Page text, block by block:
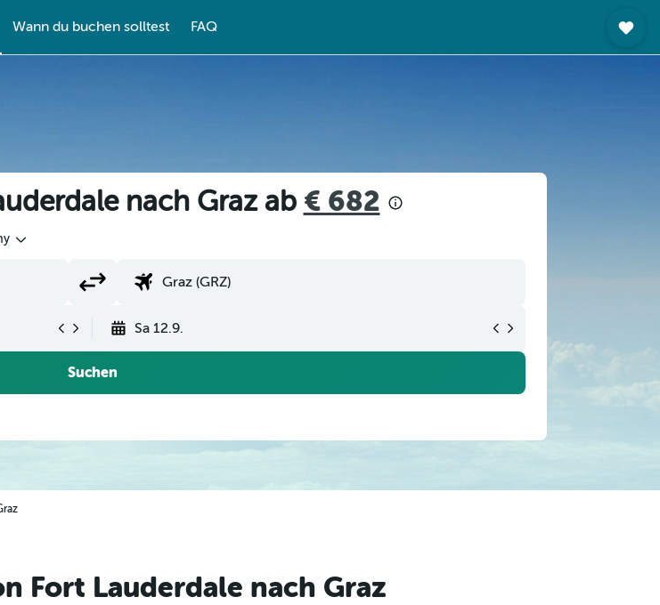
Wann du buchen solltest FAQ
nach Graz ab € 682
Sa 12.9.
Suchen
Fort Lauderdale nach Graz